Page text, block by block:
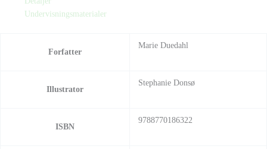
Undervisningsmaterialer
Forfatter
Marie Duedahl
Illustrator
Stephanie Donsø
ISBN
9788770186322